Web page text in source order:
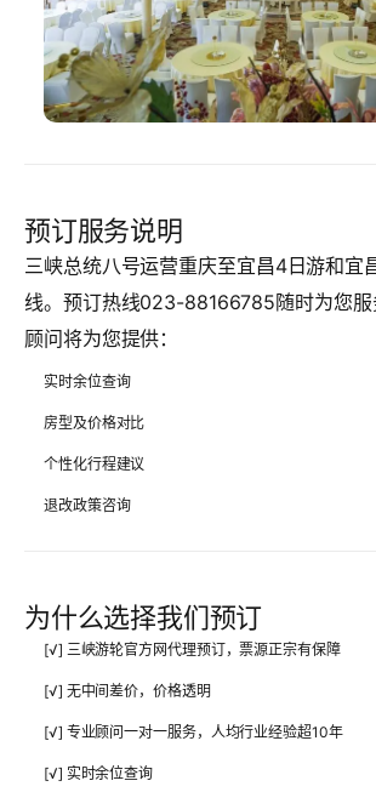
预订服务说明
三峡总统八号运营重庆至宜昌4日游和宜
线。预订热线023-88166785随时为您服
顾问将为您提供：
实时余位查询
房型及价格对比
个性化行程建议
退改政策咨询
为什么选择我们预订
[√] 三峡游轮官方网代理预订，票源正宗有保障
[√] 无中间差价，价格透明
[√] 专业顾问一对一服务，人均行业经验超10年
[√] 实时余位查询